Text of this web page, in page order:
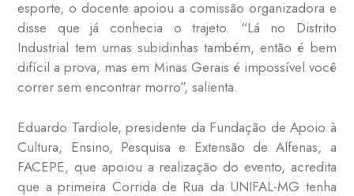
esporte, o docente apoiou a comissão organizadora e
disse que já conhecia o trajeto. “Lá no Distrito
Industrial tem umas subidinhas também, então é bem
difícil a prova, mas em Minas Gerais é impossível você
correr sem encontrar morro”, salienta.
Eduardo Tardiole, presidente da Fundação de Apoio à
Cultura, Ensino, Pesquisa e Extensão de Alfenas, a
FACEPE, que apoiou a realização do evento, acredita
que a primeira Corrida de Rua da UNIFAL-MG tenha